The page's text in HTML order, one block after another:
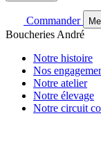
Commander
Boucheries André
Notre histoire
Nos
Notre atelier
Notre élevage
Notre circuit